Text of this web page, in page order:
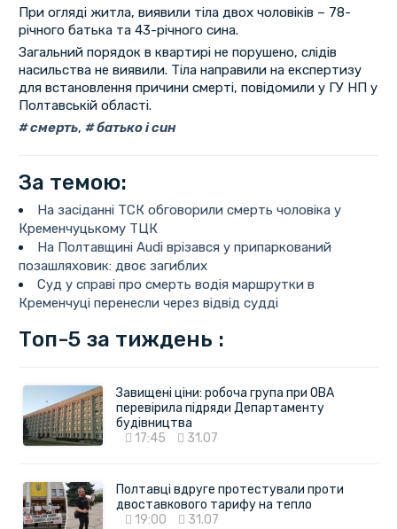
При огляді житла, виявили тіла двох чоловіків – 78-
річного батька та 43-річного сина.
Загальний порядок в квартирі не порушено, слідів
насильства не виявили. Тіла направили на експертизу
для встановлення причини смерті, повідомили у ГУ НП у
Полтавській області.
смерть, батько і син
За темою:
На засіданні ТСК обговорили смерть чоловіка у
Кременчуцькому ТЦК
На Полтавщині Audi врізався у припаркований
позашляховик: двоє загиблих
Суд у справі про смерть водія маршрутки в
Кременчуці перенесли через відвід судді
Топ-5 за тиждень :
Завищені ціни: робоча група при ОВА
перевірила підряди Департаменту
будівництва
17:45
31.07
Полтавці вдруге протестували проти
двоставкового тарифу на тепло
19:00
31.07